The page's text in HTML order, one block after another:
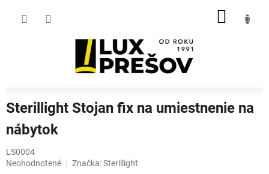
Sterillight Stojan fix na umiestnenie na
nábytok
LS0004
Priemerné
Neohodnotené Značka:Sterillight